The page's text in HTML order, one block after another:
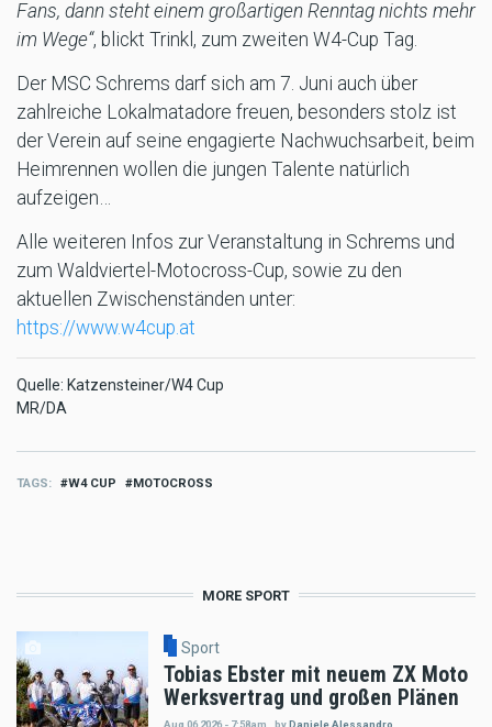
Fans, dann steht einem großartigen Renntag nichts mehr
im Wege“, blickt Trinkl, zum zweiten W4-Cup Tag.
Der MSC Schrems darf sich am 7. Juni auch über
zahlreiche Lokalmatadore freuen, besonders stolz ist
der Verein auf seine engagierte Nachwuchsarbeit, beim
Heimrennen wollen die jungen Talente natürlich
aufzeigen…
Alle weiteren Infos zur Veranstaltung in Schrems und
zum Waldviertel-Motocross-Cup, sowie zu den
aktuellen Zwischenständen unter:
https://www.w4cup.at
Quelle: Katzensteiner/W4 Cup
MR/DA
TAGS W4 CUP MOTOCROSS
MORE SPORT
Sport
Tobias Ebster mit neuem ZX Moto
Werksvertrag und großen Plänen
Aug 06 2026 - 7:58am byDaniele Alessandro